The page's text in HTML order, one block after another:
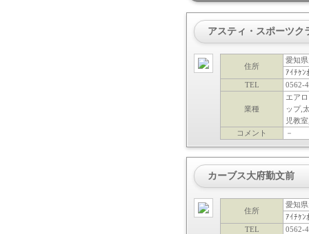
アスティ・スポーツク
住所
愛知
ｱｲﾁｹﾝ
TEL
0562-
業種
エア
ップ,
児教
コメント
－
カーブス大府勤文前
住所
愛知
ｱｲﾁｹﾝ
TEL
0562-